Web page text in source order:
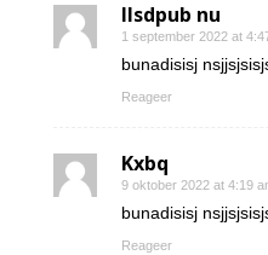
Ilsdpub nu
1 september 2022 at
bunadisisj
Reageer
Kxbq
9 oktober 2022 at 4:19
bunadisisj
Reageer